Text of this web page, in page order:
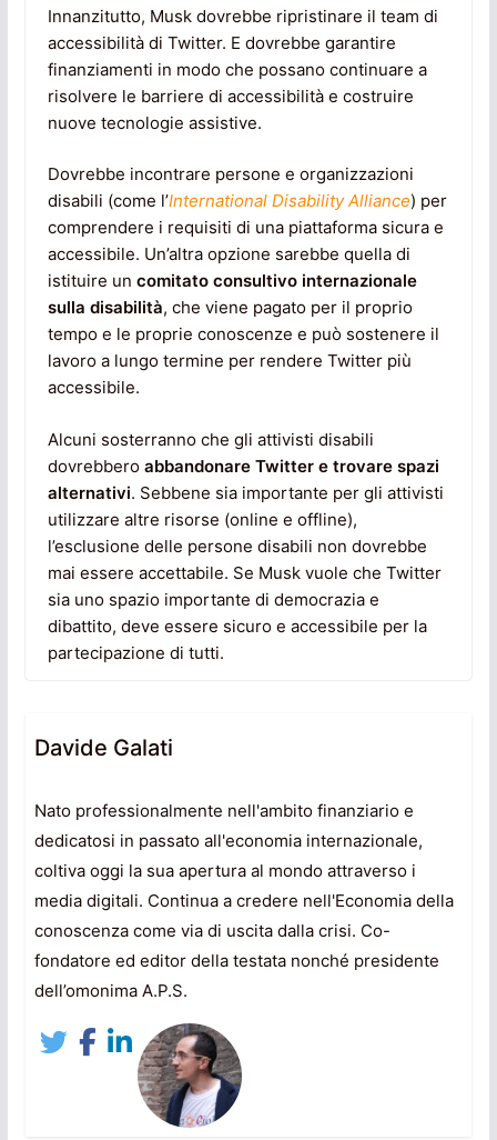
Innanzitutto, Musk dovrebbe ripristinare il team di
accessibilità di Twitter. E dovrebbe garantire
finanziamenti in modo che possano continuare a
risolvere le barriere di accessibilità e costruire
nuove tecnologie assistive.
Dovrebbe incontrare persone e organizzazioni
disabili (come l’International Disability Alliance) per
comprendere i requisiti di una piattaforma sicura e
accessibile. Un’altra opzione sarebbe quella di
istituire un comitato consultivo internazionale
sulla disabilità, che viene pagato per il proprio
tempo e le proprie conoscenze e può sostenere il
lavoro a lungo termine per rendere Twitter più
accessibile.
Alcuni sosterranno che gli attivisti disabili
dovrebbero abbandonare Twitter e trovare spazi
alternativi. Sebbene sia importante per gli attivisti
utilizzare altre risorse (online e offline),
l’esclusione delle persone disabili non dovrebbe
mai essere accettabile. Se Musk vuole che Twitter
sia uno spazio importante di democrazia e
dibattito, deve essere sicuro e accessibile per la
partecipazione di tutti.
Davide Galati
Nato professionalmente nell'ambito finanziario e
dedicatosi in passato all'economia internazionale,
coltiva oggi la sua apertura al mondo attraverso i
media digitali. Continua a credere nell'Economia della
conoscenza come via di uscita dalla crisi. Co-
fondatore ed editor della testata nonché presidente
dell’omonima A.P.S.